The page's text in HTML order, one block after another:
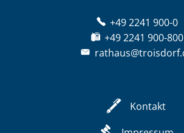
+49 2241 900-0
+49 2241 900-800
Kontakt